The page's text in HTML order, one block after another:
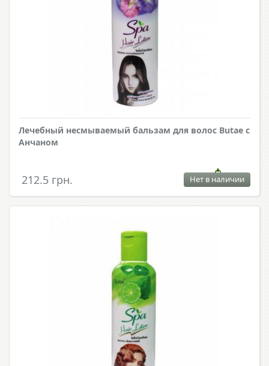
Лечебный несмываемый бальзам для волос Butae с
Анчаном
212.5 грн. Нет в наличии